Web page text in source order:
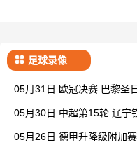
足球录像
05月31日 欧冠决赛 巴黎圣
05月30日 中超第15轮 辽宁
05月26日 德甲升降级附加